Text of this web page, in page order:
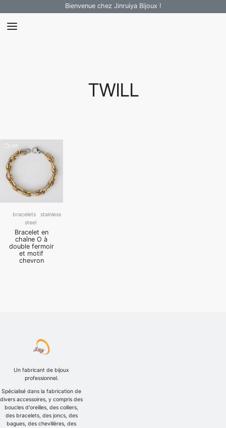
Bienvenue chez Jinruiya Bijoux !
TWILL
bracelets
stainless
steel
Bracelet en
chaîne O à
double fermoir
et motif
chevron
Un fabricant de bijoux
professionnel.
Spécialisé dans la fabrication de
divers accessoires, y compris des
boucles d'oreilles, des colliers,
des bracelets, des joncs, des
bagues, des chevillères, des